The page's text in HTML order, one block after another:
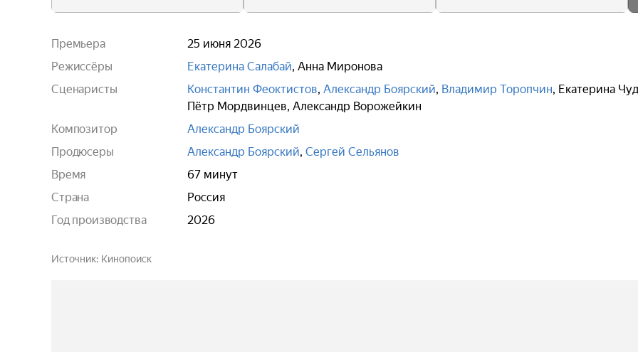
Премьера
25 июня 2026
Режиссёры
Екатерина Салабай, Анна Миронова
Сценаристы
Константин Феоктистов, Александр Боярский, Владимир Торопчин, Екатерина
Пётр Мордвинцев, Александр Ворожейкин
Композитор
Александр Боярский
Продюсеры
Александр Боярский, Сергей Сельянов
Время
67 минут
Страна
Россия
Год производства
2026
Источник Кинопоиск